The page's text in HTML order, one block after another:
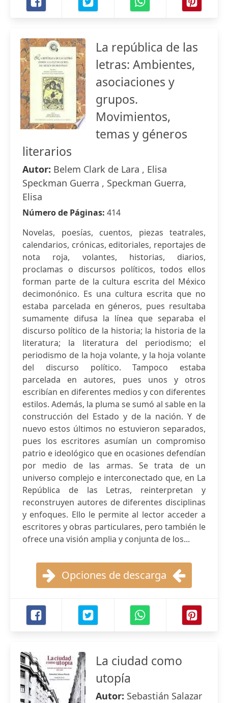
La república de las
letras: Ambientes,
asociaciones y
grupos.
Movimientos,
temas y géneros
literarios
Autor: Belem Clark de Lara , Elisa
Speckman Guerra , Speckman Guerra,
Elisa
Número de Páginas: 414
Novelas, poesías, cuentos, piezas teatrales,
calendarios, crónicas, editoriales, reportajes de
nota roja, volantes, historias, diarios,
proclamas o discursos políticos, todos ellos
forman parte de la cultura escrita del México
decimonónico. Es una cultura escrita que no
estaba parcelada en géneros, pues resultaba
sumamente difusa la línea que separaba el
discurso político de la historia; la historia de la
literatura; la literatura del periodismo; el
periodismo de la hoja volante, y la hoja volante
del discurso político. Tampoco estaba
parcelada en autores, pues unos y otros
escribían en diferentes medios y con diferentes
estilos. Además, la pluma se sumó al sable en la
construcción del Estado y de la nación. Y de
nuevo estos últimos no estuvieron separados,
pues los escritores asumían un compromiso
patrio e ideológico que en ocasiones defendían
por medio de las armas. Se trata de un
universo complejo e interconectado que, en La
República de las Letras, reinterpretan y
reconstruyen autores de diferentes disciplinas
y enfoques. Ello le permite al lector acceder a
escritores y obras particulares, pero también le
ofrece una visión amplia y conjunta de los...
Opciones de descarga
La ciudad como
utopía
Autor: Sebastián Salazar